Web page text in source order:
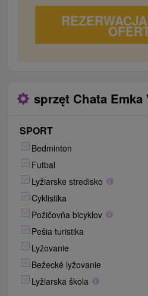
sprzęt Chata
SPORT
Bedminton
Futbal
Lyžiarske stredisko
Cyklistika
Požičovňa bicyklov
Pešia turistika
Lyžovanie
Bežecké lyžovanie
Lyžiarska škola